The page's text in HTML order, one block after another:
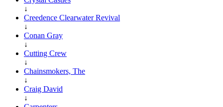
↓
Creedence Clearwater Revival
↓
Conan Gray
↓
Cutting Crew
↓
Chainsmokers, The
↓
Craig David
↓